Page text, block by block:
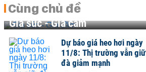
Cùng chủ đề
Gia súc - Gia cầm
Dự báo giá heo hơi ngày
11/8: Thị trường vẫn giữ
đà giảm mạnh